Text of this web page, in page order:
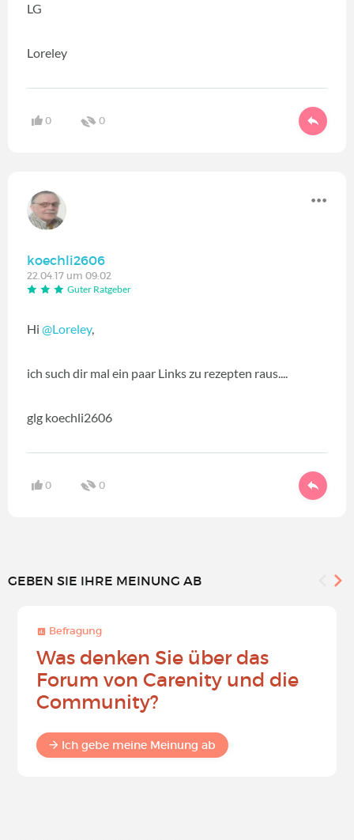
LG
Loreley
0 0
koechli2606
22.04.17 um 09:02
Guter Ratgeber
Hi @Loreley,
ich such dir mal ein paar Links zu rezepten raus....
glg koechli2606
0 0
GEBEN SIE IHRE MEINUNG AB
Befragung
Was denken Sie über das
Forum von Carenity und die
Community?
Ich gebe meine Meinung ab